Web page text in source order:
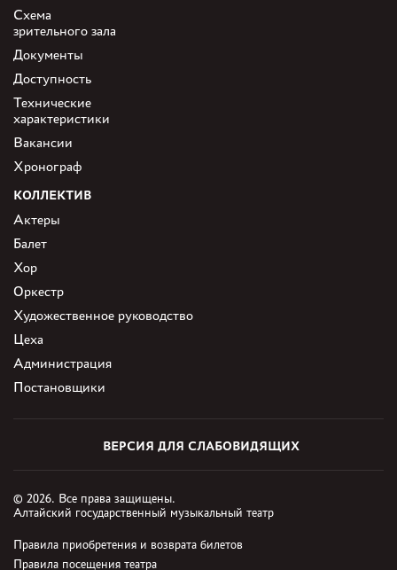
Схема
зрительного зала
Документы
Доступность
Технические
характеристики
Вакансии
Хронограф
КОЛЛЕКТИВ
Актеры
Балет
Хор
Оркестр
Художественное руководство
Цеха
Администрация
Постановщики
ВЕРСИЯ ДЛЯ СЛАБОВИДЯЩИХ
© 2026. Все права защищены.
Алтайский государственный музыкальный театр
Правила приобретения и возврата билетов
Правила посещения театра